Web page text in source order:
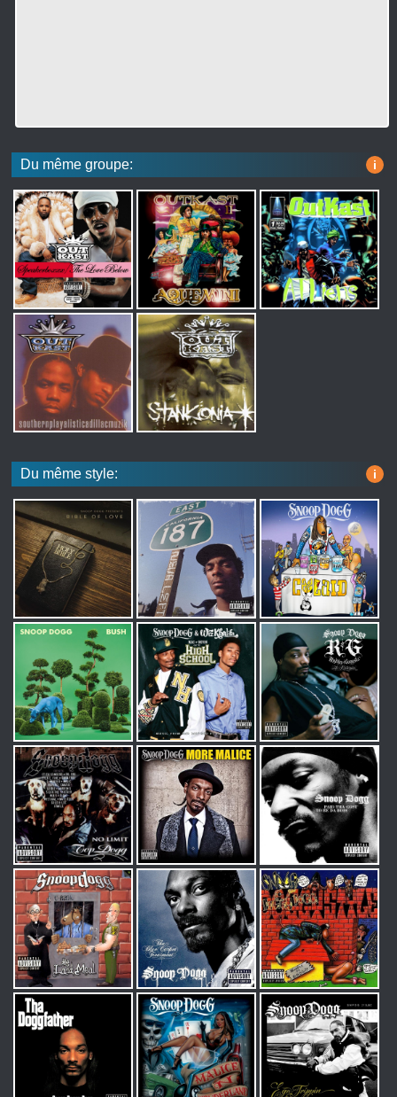
Du même groupe: i
Du même style: i